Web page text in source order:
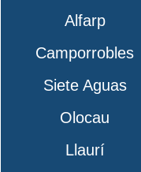
Alfarp
Camporrobles
Siete Aguas
Olocau
Llaurí